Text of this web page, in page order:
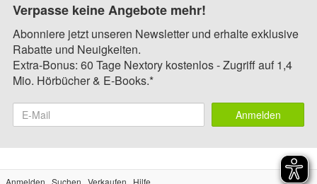
Verpasse keine Angebote mehr!
Abonniere jetzt unseren Newsletter und erhalte exklusive
Rabatte und Neuigkeiten.
Extra-Bonus: 60 Tage Nextory kostenlos - Zugriff auf 1,4
Mio. Hörbücher & E-Books.*
Anmelden